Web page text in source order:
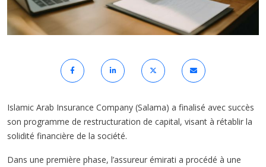
Islamic Arab Insurance Company (Salama) a finalisé avec succès
son programme de restructuration de capital, visant à rétablir la
solidité financière de la société.
Dans une première phase, l’assureur émirati a procédé à une